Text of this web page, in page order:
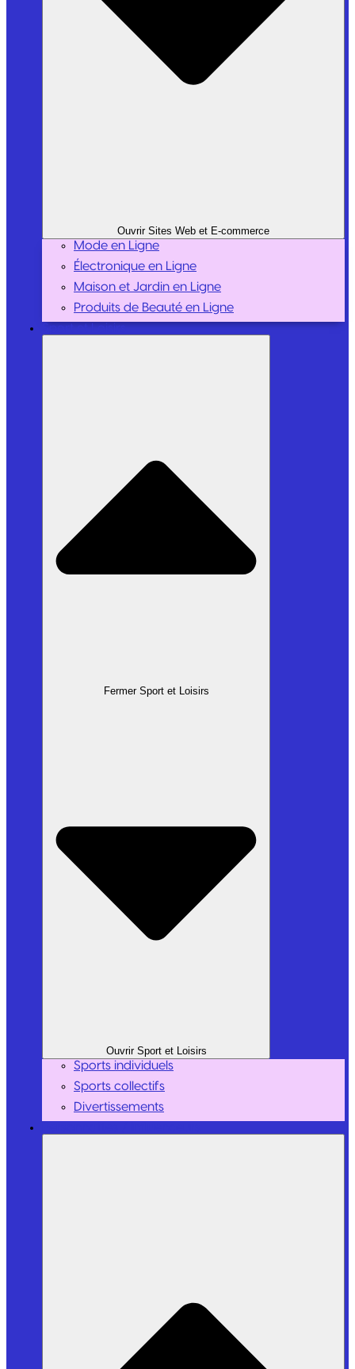
Ouvrir Sites Web et E-commerce
Mode en Ligne
Électronique en Ligne
Maison et Jardin en Ligne
Produits de Beauté en Ligne
Sport et Loisirs
Fermer Sport et Loisirs
Ouvrir Sport et Loisirs
Sports individuels
Sports collectifs
Divertissements